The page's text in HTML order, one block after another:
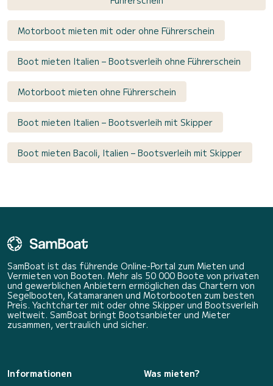
Motorboot mieten mit oder ohne Führerschein
Boot mieten Italien – Bootsverleih ohne Führerschein
Motorboot mieten ohne Führerschein
Boot mieten Italien – Bootsverleih mit Skipper
Boot mieten Bacoli, Italien – Bootsverleih mit Skipper
SamBoat ist das führende Online-Portal zum Mieten und
Vermieten von Booten. Mehr als 50 000 Boote von privaten
und gewerblichen Anbietern ermöglichen das Chartern von
Segelbooten, Katamaranen und Motorbooten zum besten
Preis. Yachtcharter mit oder ohne Skipper und Bootsverleih
weltweit. SamBoat bringt Bootsanbieter und Mieter
zusammen, vertraulich und sicher.
Informationen
Was mieten?